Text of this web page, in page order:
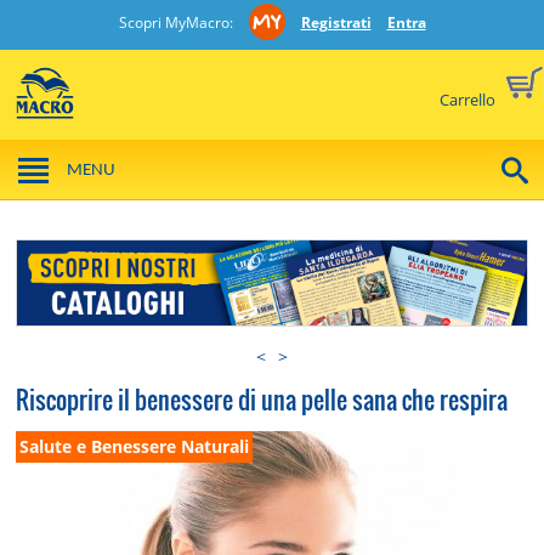
Scopri MyMacro: Registrati Entra
Carrello
MENU
< >
Riscoprire il benessere di una pelle sana che respira
Salute e Benessere Naturali